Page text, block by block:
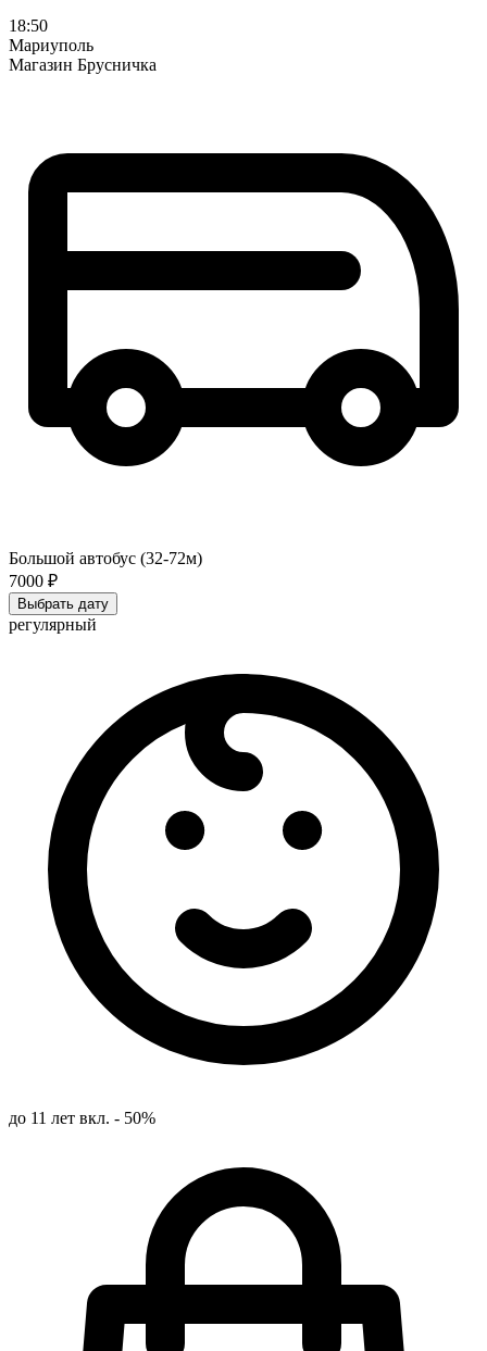
18:50
Мариуполь
Магазин Брусничка
Большой автобус (32-72м)
7000 ₽
Выбрать дату
регулярный
до 11 лет вкл. - 50%